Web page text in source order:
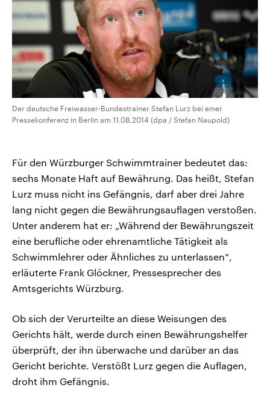
Der deutsche Freiwasser-Bundestrainer Stefan Lurz bei einer
Pressekonferenz in Berlin am 11.08.2014 (dpa / Stefan Naupold)
Für den Würzburger Schwimmtrainer bedeutet das:
sechs Monate Haft auf Bewährung. Das heißt, Stefan
Lurz muss nicht ins Gefängnis, darf aber drei Jahre
lang nicht gegen die Bewährungsauflagen verstoßen.
Unter anderem hat er: „Während der Bewährungszeit
eine berufliche oder ehrenamtliche Tätigkeit als
Schwimmlehrer oder Ähnliches zu unterlassen“,
erläuterte Frank Glöckner, Pressesprecher des
Amtsgerichts Würzburg.
Ob sich der Verurteilte an diese Weisungen des
Gerichts hält, werde durch einen Bewährungshelfer
überprüft, der ihn überwache und darüber an das
Gericht berichte. Verstößt Lurz gegen die Auflagen,
droht ihm Gefängnis.